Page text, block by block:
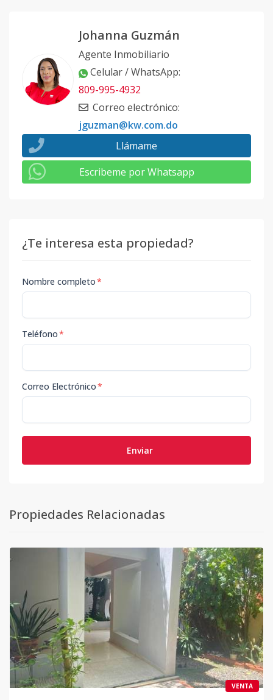
Johanna Guzmán
Agente Inmobiliario
Celular / WhatsApp:
809-995-4932
Correo electrónico:
jguzman@kw.com.do
Llámame
Escribeme por Whatsapp
¿Te interesa esta propiedad?
Nombre completo*
Teléfono*
Correo Electrónico*
Enviar
Propiedades Relacionadas
VENTA